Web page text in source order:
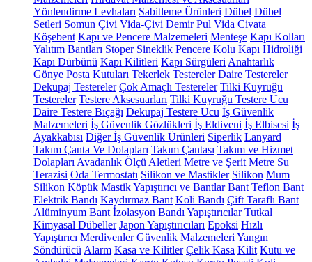
Yönlendirme Levhaları Sabitleme Ürünleri Dübel Dübel
Setleri Somun Çivi Vida-Çivi Demir Pul Vida Civata
Köşebent Kapı ve Pencere Malzemeleri Menteşe Kapı Kolları
Yalıtım Bantları Stoper Sineklik Pencere Kolu Kapı Hidroliği
Kapı Dürbünü Kapı Kilitleri Kapı Sürgüleri Anahtarlık
Gönye Posta Kutuları Tekerlek Testereler Daire Testereler
Dekupaj Testereler Çok Amaçlı Testereler Tilki Kuyruğu
Testereler Testere Aksesuarları Tilki Kuyruğu Testere Ucu
Daire Testere Bıçağı Dekupaj Testere Ucu İş Güvenlik
Malzemeleri İş Güvenlik Gözlükleri İş Eldiveni İş Elbisesi İş
Ayakkabısı Diğer İş Güvenlik Ürünleri Siperlik Lanyard
Takım Çanta Ve Dolapları Takım Çantası Takım ve Hizmet
Dolapları Avadanlık Ölçü Aletleri Metre ve Şerit Metre Su
Terazisi Oda Termostatı Silikon ve Mastikler Silikon Mum
Silikon Köpük MastikYapıştırıcı ve Bantlar Bant Teflon Bant
Elektrik Bandı Kaydırmaz Bant Koli Bandı Çift Taraflı Bant
Alüminyum Bant İzolasyon Bandı Yapıştırıcılar Tutkal
Kimyasal Dübeller Japon Yapıştırıcıları Epoksi Hızlı
Yapıştırıcı Merdivenler Güvenlik Malzemeleri Yangın
Söndürücü Alarm Kasa ve Kilitler Çelik Kasa Kilit Kutu ve